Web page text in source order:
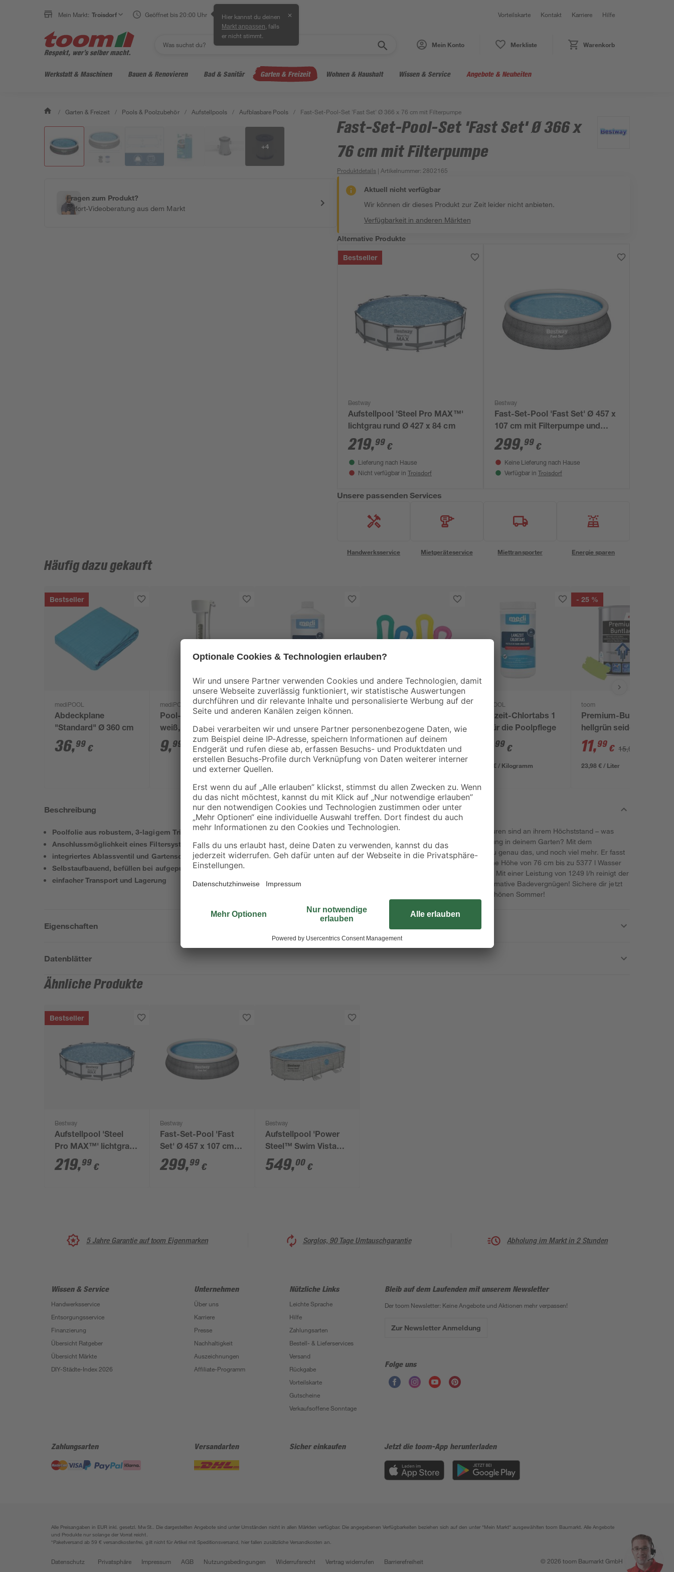
Mein Markt: Troisdorf Geöffnet bis 20:00 Uhr Hier kannst du deinen
Markt anpassen , falls
er nicht stimmt.
✕ Vorteilskarte Kontakt Karriere Hilfe
Mein Konto Merkliste Warenkorb
Werkstatt & Maschinen Bauen & Renovieren Bad & Sanitär Garten & Freizeit Wohnen & Haushalt Wissen & Service Angebote & Neuheiten
/ Garten & Freizeit / Pools & Poolzubehör / Aufstellpools / Aufblasbare Pools / Fast-Set-Pool-Set 'Fast Set' Ø 366 x 76 cm mit Filterpumpe
+4
Fragen zum Produkt?
Sofort-Videoberatung aus dem Markt
Fast-Set-Pool-Set 'Fast Set' Ø 366 x
76 cm mit Filterpumpe
Produktdetails | Artikelnummer: 2802165
Aktuell nicht verfügbar
Wir können dir dieses Produkt zur Zeit leider nicht anbieten.
Verfügbarkeit in anderen Märkten
Alternative Produkte
Bestseller
Bestway
Aufstellpool 'Steel Pro MAX™'
lichtgrau rund Ø 427 x 84 cm
219,99 €
Lieferung nach Hause
Nicht verfügbar in Troisdorf
Bestway
Fast-Set-Pool 'Fast Set' Ø 457 x
107 cm mit Filterpumpe und
Sicherheitsleiter
299,99 €
Keine Lieferung nach Hause
Verfügbar in Troisdorf
Unsere passenden Services
Handwerksservice Mietgeräteservice Miettransporter Energie sparen
Häufig dazu gekauft
Bestseller
mediPOOL
Abdeckplane
"Standard" Ø 360 cm
36,99 €
mediPOOL
Pool-Thermometer
weiß, mit
Schwimmkopf
9,99
mediPOOL
Überwinterungsmittel-
Konzentrat
phosphatfrei 1 Liter,
für die Poolpflege
9,99 €
Happy People
67 x 14 x 152 cm 4
Farben sortiert
12,99€
mediPOOL
Langzeit-Chlortabs 1
kg, für die Poolpflege
99 €
14,99 € / Kilogramm
- 25 %
toom
Premium-Buntlack
hellgrün seidenmatt
500 ml
11,99 € 15,99 €
23,98 € / Liter
Beschreibung
Poolfolie aus robustem, 3-lagigem TriTech™- Material
Anschlussmöglichkeit eines Filtersystems (Ø 32 mm)
integriertes Ablassventil und Gartenschlauchadapter
Selbstaufbauend, befüllen bei aufgepumptem Luftring auf ebener Oberfläche
einfacher Transport und Lagerung
Es ist Sommer, die Sonne scheint, die Temperaturen sind an ihrem Höchststand – was
gäbe es jetzt Schöneres als eine nasse Erfrischung in deinem Garten? Mit dem
Aufstellpool 'Fast Set' von Bestway bekommst du genau das, und noch viel mehr. Er fasst
durch seinen Durchmesser von 366 cm und seine Höhe von 76 cm bis zu 5377 l Wasser
und bietet Platz für überschwängliche Momente. Mit einer Leistung von 1249 l/h reinigt der
Filter effektiv das Wasser. Verpasse nicht das ultimative Badevergnügen! Sichere dir jetzt
deinen eigenen Pool und erlebe einen wunderschönen Sommer!
Eigenschaften
Datenblätter
Ähnliche Produkte
Bestseller
Bestway
Aufstellpool 'Steel
Pro MAX™' lichtgrau
rund Ø 427 x 84 cm
219,99 €
Bestway
Fast-Set-Pool 'Fast
Set' Ø 457 x 107 cm
mit Filterpumpe und
Sicherheitsleiter
299,99 €
Bestway
Aufstellpool 'Power
Steel™ Swim Vista
Series™' Komplett-
Set mit
549,00 €
5 Jahre Garantie auf toom Eigenmarken Sorglos, 90 Tage Umtauschgarantie Abholung im Markt in 2 Stunden
Wissen & Service
Handwerksservice
Entsorgungsservice
Finanzierung
Übersicht Ratgeber
Übersicht Märkte
DIY-Städte-Index 2026
Unternehmen
Über uns
Karriere
Presse
Nachhaltigkeit
Auszeichnungen
Affiliate-Programm
Nützliche Links
Leichte Sprache
Hilfe
Zahlungsarten
Bestell- & Lieferservices
Versand
Rückgabe
Vorteilskarte
Gutscheine
Verkaufsoffene Sonntage
Bleib auf dem Laufenden mit unserem Newsletter
Der toom Newsletter: Keine Angebote und Aktionen mehr verpassen!
Zur Newsletter Anmeldung
Folge uns
Zahlungsarten Versandarten Sicher einkaufen Jetzt die toom-App herunterladen
Alle Preisangaben in EUR inkl. gesetzl. MwSt.. Die dargestellten Angebote sind unter Umständen nicht in allen Märkten verfügbar. Die angegebenen Verfügbarkeiten beziehen sich auf den unter "Mein Markt" ausgewählten toom Baumarkt. Alle Angebote
und Produkte nur solange der Vorrat reicht.
*Paketversand ab 59 € versandkostenfrei, gilt nicht für Artikel mit Speditionsversand, hier fallen zusätzliche Versandkosten an.
Datenschutz Privatsphäre Impressum AGB Nutzungsbedingungen Widerrufsrecht Vertrag widerrufen Barrierefreiheit © 2026 toom Baumarkt GmbH